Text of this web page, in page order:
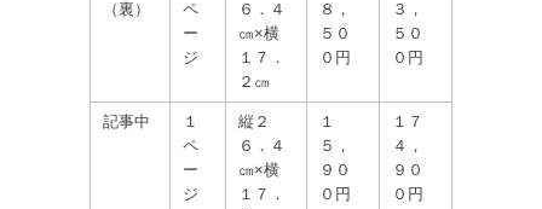
（裏）
ペ
ー
ジ
６．４
㎝×横
１７．
２㎝
８，
５０
０円
３，
５０
０円
記事中
１
ペ
ー
ジ
縦２
６．４
㎝×横
１７．
１
５，
９０
０円
１７
４，
９０
０円